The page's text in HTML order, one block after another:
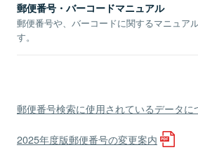
郵便番号・バーコードマニュアル
郵便番号や、バーコードに関するマニュア
す。
郵便番号検索に使用されているデータに
2025年度版郵便番号の変更案内